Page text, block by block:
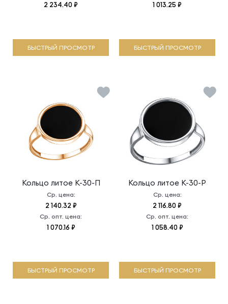
2 234.40 ₽
БЫСТРЫЙ ПРОСМОТР
1 013.25 ₽
БЫСТРЫЙ ПРОСМОТР
Кольцо литое К-30-П
Ср. цена:
2 140.32 ₽
Ср. опт. цена:
1 070.16 ₽
БЫСТРЫЙ ПРОСМОТР
Кольцо литое К-30-Р
Ср. цена:
2 116.80 ₽
Ср. опт. цена:
1 058.40 ₽
БЫСТРЫЙ ПРОСМОТР